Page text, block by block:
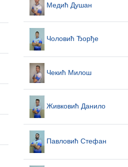
Медић Душан
Чоловић Ђорђе
Чекић Милош
Живковић Данило
Павловић Стефан